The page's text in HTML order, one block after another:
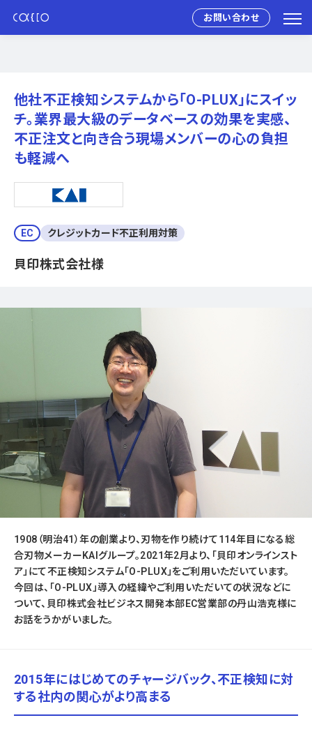
お問い合わせ
他社不正検知システムから「O-PLUX」にスイッ
チ。業界最大級のデータベースの効果を実感、
不正注文と向き合う現場メンバーの心の負担
も軽減へ
EC クレジットカード不正利用対策
貝印株式会社様
1908（明治41）年の創業より、刃物を作り続けて114年目になる総
合刃物メーカーKAIグループ。2021年2月より、「貝印オンラインスト
ア」にて不正検知システム「O-PLUX」をご利用いただいています。
今回は、「O-PLUX」導入の経緯やご利用いただいての状況などに
ついて、貝印株式会社ビジネス開発本部EC営業部の丹山浩克様に
お話をうかがいました。
2015年にはじめてのチャージバック、不正検知に対
する社内の関心がより高まる